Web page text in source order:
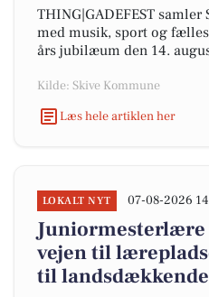
THING|GADEFEST samler
med musik, sport og
års jubilæum den 14.
Kilde: Skive Kommune
Læs hele artiklen her
LOKALT NYT 07-08-2026
Juniormesterlære
vejen til
til